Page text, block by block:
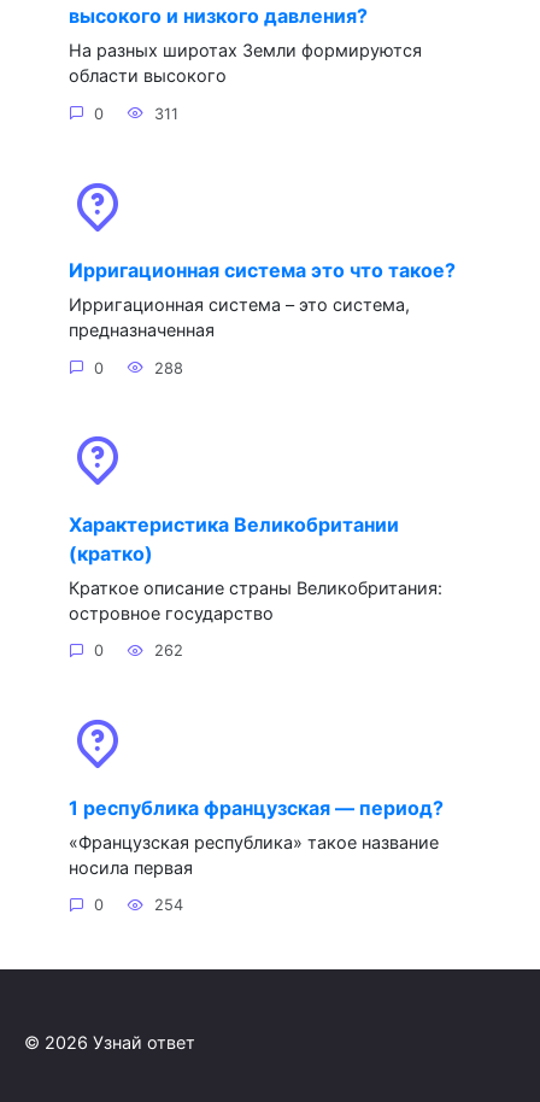
высокого и низкого давления?
На разных широтах Земли формируются
области высокого
0 311
Ирригационная система это что такое?
Ирригационная система – это система,
предназначенная
0 288
Характеристика Великобритании
(кратко)
Краткое описание страны Великобритания:
островное государство
0 262
1 республика французская — период?
«Французская республика» такое название
носила первая
0 254
© 2026 Узнай ответ